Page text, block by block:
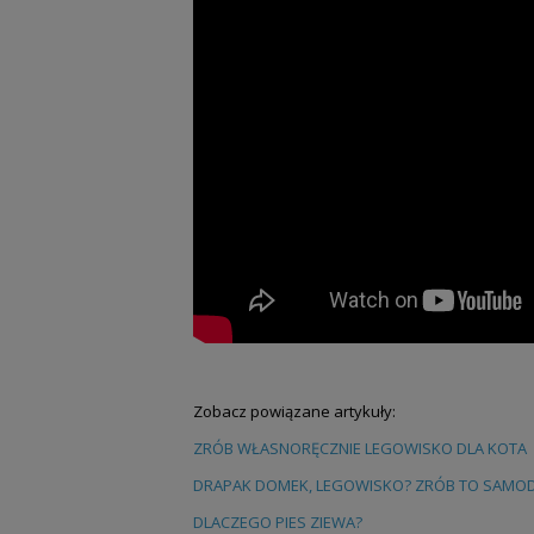
Zobacz powiązane artykuły:
ZRÓB WŁASNORĘCZNIE LEGOWISKO DLA KOTA
DRAPAK DOMEK, LEGOWISKO? ZRÓB TO
DLACZEGO PIES ZIEWA?